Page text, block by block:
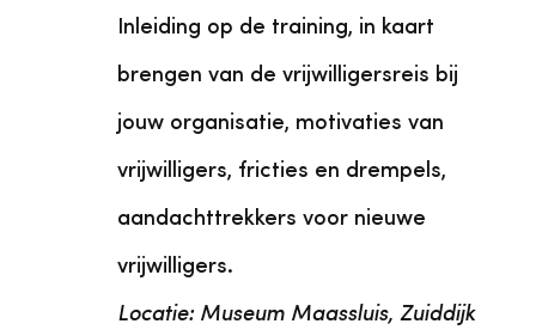
Inleiding op de training, in kaart
brengen van de vrijwilligersreis bij
jouw organisatie, motivaties van
vrijwilligers, fricties en drempels,
aandachttrekkers voor nieuwe
vrijwilligers.
Locatie: Museum Maassluis, Zuiddijk